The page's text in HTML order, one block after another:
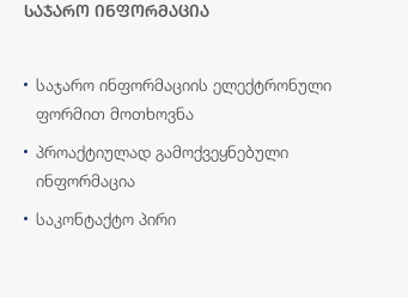
საჯარო ინფორმაცია
საჯარო ინფორმაციის ელექტრონული
ფორმით მოთხოვნა
პროაქტიულად გამოქვეყნებული
ინფორმაცია
საკონტაქტო პირი